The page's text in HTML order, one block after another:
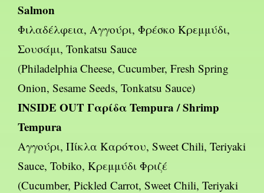
Salmon
Φιλαδέλφεια, Αγγούρι, Φρέσκο Κρεμμύδι,
Σουσάμι, Tonkatsu Sauce
(Philadelphia Cheese, Cucumber, Fresh Spring
Onion, Sesame Seeds, Tonkatsu Sauce)
INSIDE OUT Γαρίδα Tempura / Shrimp
Tempura
Αγγούρι, Πίκλα Καρότου, Sweet Chili, Teriyaki
Sauce, Tobiko, Κρεμμύδι Φριζέ
(Cucumber, Pickled Carrot, Sweet Chili, Teriyaki